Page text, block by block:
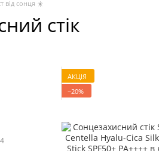
від сонця ☀️
стік
АКЦІЯ
−20%
4